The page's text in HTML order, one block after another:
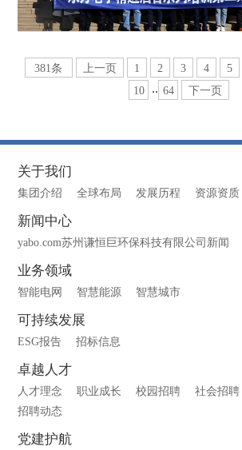
381条 上一页 1 2 3 4 5
10
.. 64 下一页
关于我们
集团介绍 全球布局 发展历程 资源资质
新闻中心
yabo.com苏州谦恒巨环保科技有限公司新闻
业务领域
智能电网 智慧能源 智慧城市
可持续发展
ESG报告 招标信息
卓越人才
人才理念 职业成长 校园招聘 社会招聘
招聘动态
党建护航